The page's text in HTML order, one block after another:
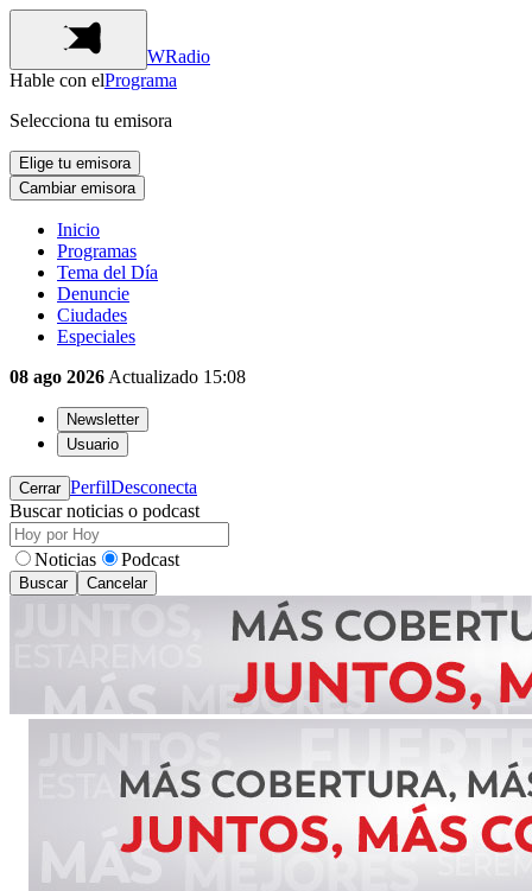
WRadio
Hable con elPrograma
Selecciona tu emisora
Elige tu emisora
Cambiar emisora
Inicio
Programas
Tema del Día
Denuncie
Ciudades
Especiales
08 ago 2026 Actualizado 15:08
Newsletter
Usuario
Cerrar PerfilDesconecta
Buscar noticias o podcast
Noticias Podcast
Buscar Cancelar